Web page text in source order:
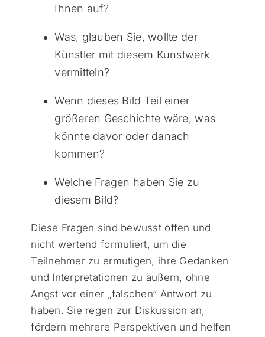
Ihnen auf?
Was, glauben Sie, wollte der
Künstler mit diesem Kunstwerk
vermitteln?
Wenn dieses Bild Teil einer
größeren Geschichte wäre, was
könnte davor oder danach
kommen?
Welche Fragen haben Sie zu
diesem Bild?
Diese Fragen sind bewusst offen und
nicht wertend formuliert, um die
Teilnehmer zu ermutigen, ihre Gedanken
und Interpretationen zu äußern, ohne
Angst vor einer „falschen“ Antwort zu
haben. Sie regen zur Diskussion an,
fördern mehrere Perspektiven und helfen